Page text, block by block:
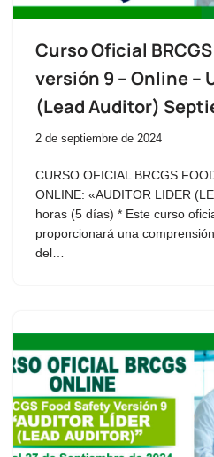
Curso Oficial
versión 9 – Online –
(Lead Auditor)
2 de septiembre de 2024
CURSO OFICIAL BRCGS
ONLINE: «AUDITOR LIDER
horas (5 días) * Este curso
proporcionará una
del…